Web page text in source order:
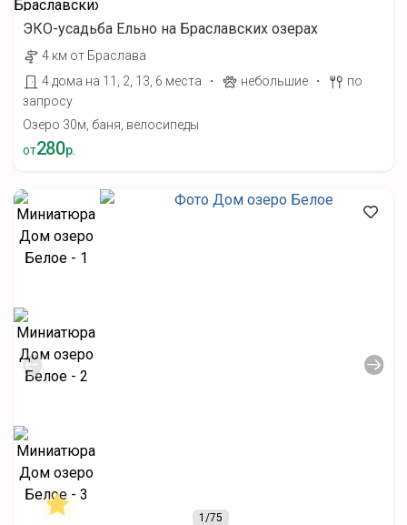
ЭКО-усадьба Ельно на Браславских озерах
4 км от Браслава
4 дома на 11, 2, 13, 6 места
· небольшие ·
по
запросу
Озеро 30м, баня, велосипеды
от280р.
1/75